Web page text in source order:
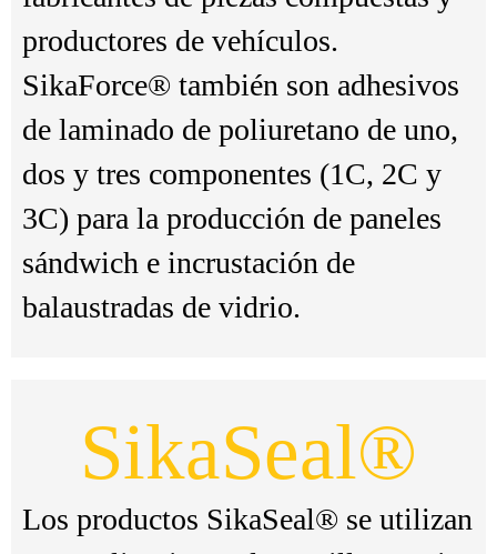
productores de vehículos.
SikaForce® también son adhesivos
de laminado de poliuretano de uno,
dos y tres componentes (1C, 2C y
3C) para la producción de paneles
sándwich e incrustación de
balaustradas de vidrio.
SikaSeal®
Los productos SikaSeal® se utilizan